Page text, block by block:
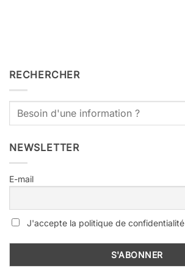
RECHERCHER
NEWSLETTER
E-mail
J'accepte la politique de confidentialité